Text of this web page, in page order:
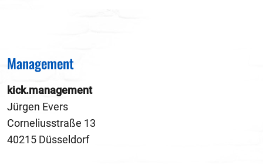
Management
kick.management
Jürgen Evers
Corneliusstraße 13
40215 Düsseldorf